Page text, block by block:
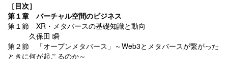
［目次］
第１章 バーチャル空間のビジネス
第１節 XR・メタバースの基礎知識と動向
久保田 瞬
第２節 「オープンメタバース」～Web3とメタバースが繋がった
ときに何が起こるのか～